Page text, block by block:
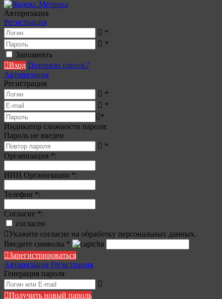
Авторизация
Регистрация
*
*
Запомнить
Вход Потеряли пароль?
Авторизация
Регистрация
*
*
*
Индикатор сложности пароля:
Пароль не введен
*
Организация *:
ИНН Организации *:
Телефон *:
Согласие *:
согласен
Укажите согласие на обработку персональных данных.
Введите символы *
Зарегистрироваться
Авторизация Регистрация
Генерация пароля
Получить новый пароль